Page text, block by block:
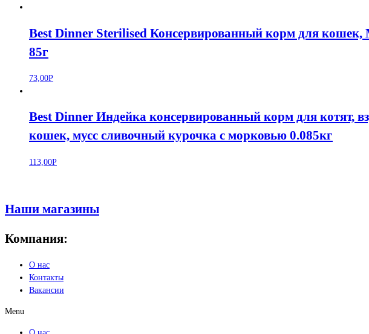
Best Dinner Sterilised Консервированный корм для кошек,
85г
73,00Р
Best Dinner Индейка консервированный корм для котят,
кошек, мусс сливочный курочка с морковью 0.085кг
113,00Р
Наши магазины
Компания:
О нас
Контакты
Вакансии
Menu